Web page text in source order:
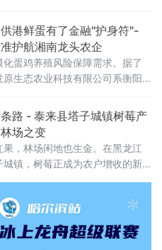
本增效眼下，林口县工
港鲜蛋有了金融"护身符"-
护航湘南龙头农企
化蛋鸡养殖风险保障需求。据了
原生态农业科技有限公司系衡阳
基地，总投资8.8亿元，占地134
鸡120万羽，日产鲜蛋约11
路 - 泰来县塔子城镇树莓产
场之变
果，林场闲地也生金。在黑龙江
城镇，树莓正成为农户增收的新
活国有林场闲置土地，双轮驱动
模化发展。庭院种植，家门口
底收购无忧愁昔日零散闲置的农
变身成为生机勃勃的树莓园。